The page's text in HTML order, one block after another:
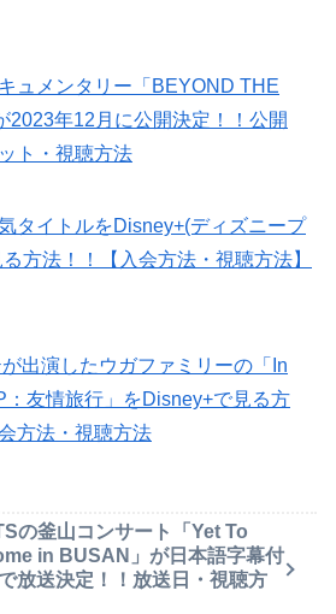
ュメンタリー「BEYOND THE
2023年12月に公開決定！！公開
ト・視聴方法
タイトルをDisney+(ディズニープ
方法！！【入会方法・視聴方法】
出演したウガファミリーの「In
：友情旅行」をDisney+で見る方
方法・視聴方法
の釜山コンサート「Yet To
in BUSAN」が日本語字幕付
放送決定！！放送日・視聴方